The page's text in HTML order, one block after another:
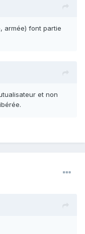
armée) font partie
et non